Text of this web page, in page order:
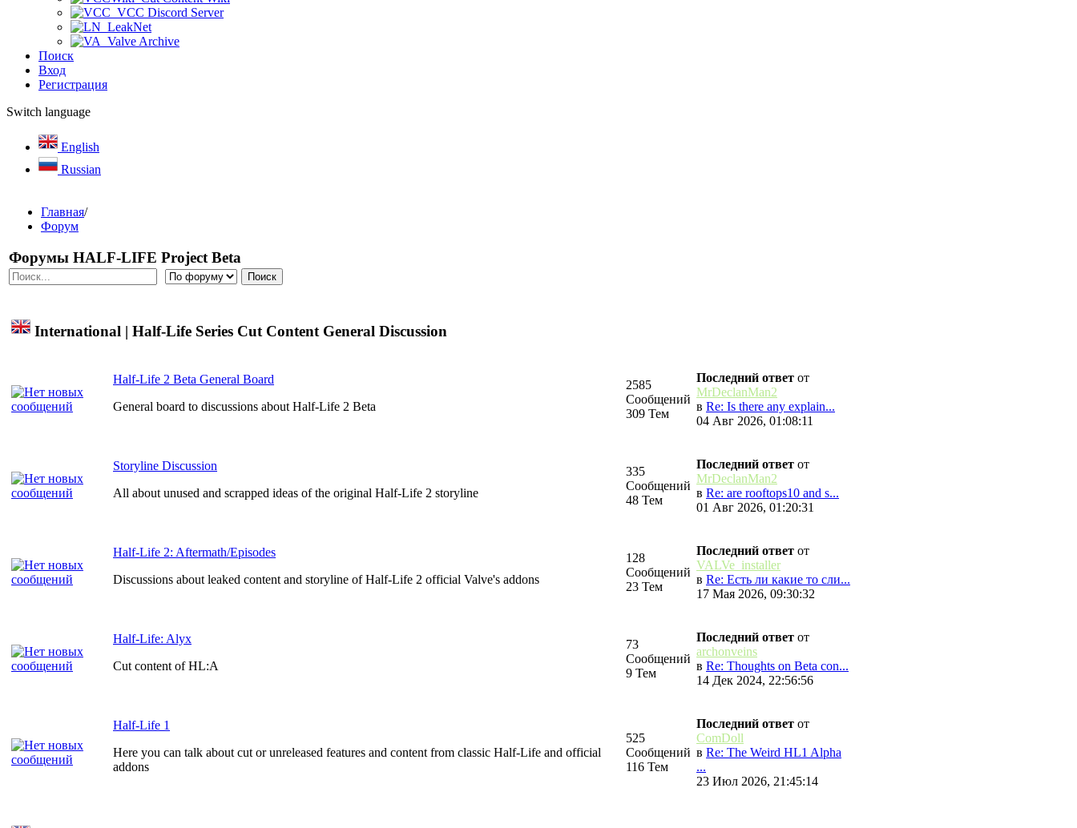
VCC Discord Server
LeakNet
Valve Archive
Поиск
Вход
Регистрация
Switch language
English
Russian
Главная/
Форум
Форумы HALF-LIFE Project Beta
International | Half-Life Series Cut Content General Discussion
Half-Life 2 Beta General Board
General board to discussions about Half-Life 2 Beta
2585
Сообщений
309 Тем
Последний ответ от
MrDeclanMan2
в Re: Is there any explain...
04 Авг 2026, 01:08:11
Storyline Discussion
All about unused and scrapped ideas of the original Half-Life 2 storyline
335
Сообщений
48 Тем
Последний ответ от
MrDeclanMan2
в Re: are rooftops10 and s...
01 Авг 2026, 01:20:31
Half-Life 2: Aftermath/Episodes
Discussions about leaked content and storyline of Half-Life 2 official Valve's addons
128
Сообщений
23 Тем
Последний ответ от
VALVe_installer
в Re: Есть ли какие то сли...
17 Мая 2026, 09:30:32
Half-Life: Alyx
Cut content of HL:A
73
Сообщений
9 Тем
Последний ответ от
archonveins
в Re: Thoughts on Beta con...
14 Дек 2024, 22:56:56
Half-Life 1
Here you can talk about cut or unreleased features and content from classic Half-Life and official
addons
525
Сообщений
116 Тем
Последний ответ от
ComDoll
в Re: The Weird HL1 Alpha
...
23 Июл 2026, 21:45:14